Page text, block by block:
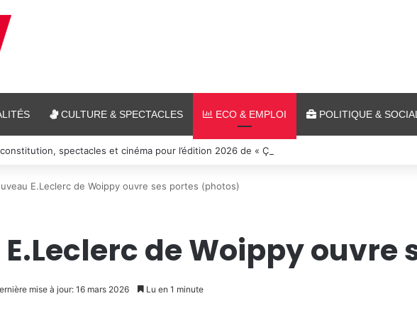
CULTURE & SPECTACLES ECO & EMPLOI POLITIQUE & SOCIAL
spectacles et cinéma pour l’édition 2026 de « Ça tombe comme à Gravelotte »
E.Leclerc de Woippy ouvre ses portes (photos)
de Woippy
mise à jour: 16 mars 2026 Lu en 1 minute